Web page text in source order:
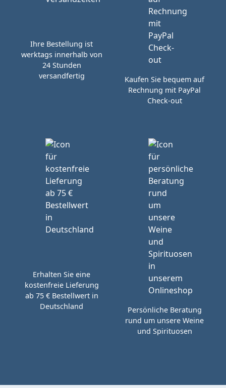
Ihre Bestellung ist
werktags innerhalb von
24 Stunden
versandfertig
Kaufen Sie bequem auf
Rechnung mit PayPal
Check-out
Erhalten Sie eine
kostenfreie Lieferung
ab 75 € Bestellwert in
Deutschland
Persönliche Beratung
rund um unsere Weine
und Spirituosen